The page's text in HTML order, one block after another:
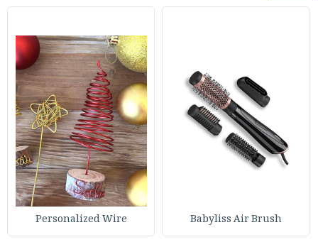
Babyliss Air Brush
Personalized Wire